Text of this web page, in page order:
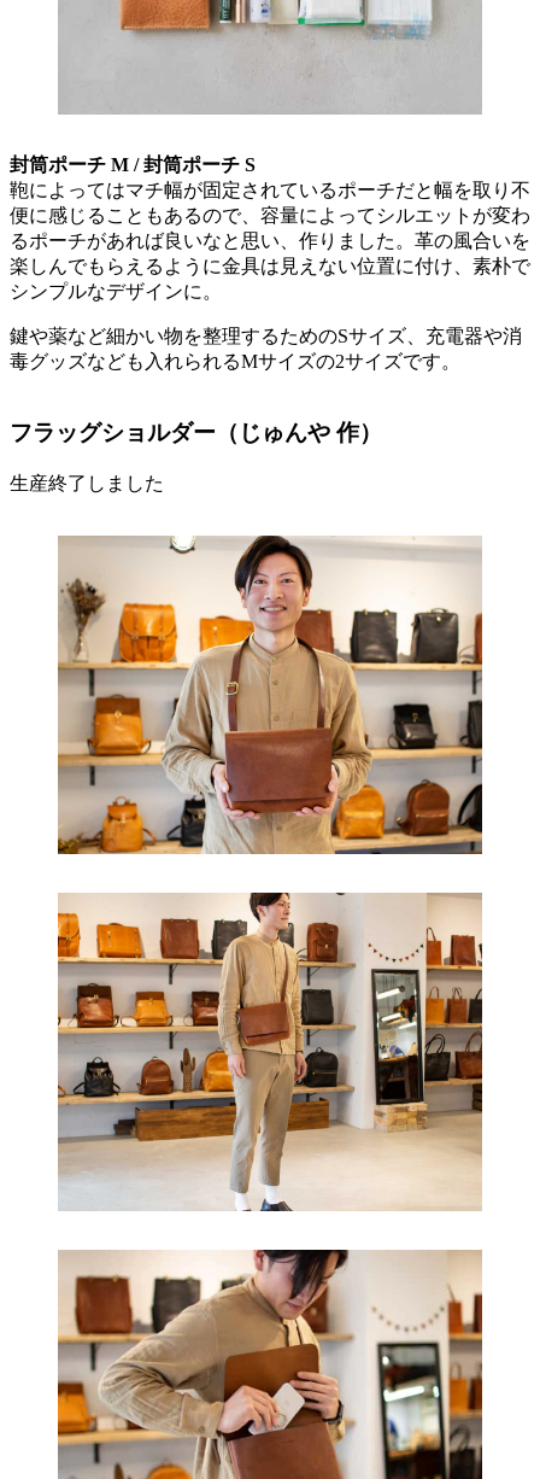
封筒ポーチ M / 封筒ポーチ S
鞄によってはマチ幅が固定されているポーチだと幅を取り不
便に感じることもあるので、容量によってシルエットが変わ
るポーチがあれば良いなと思い、作りました。革の風合いを
楽しんでもらえるように金具は見えない位置に付け、素朴で
シンプルなデザインに。
鍵や薬など細かい物を整理するためのSサイズ、充電器や消
毒グッズなども入れられるMサイズの2サイズです。
フラッグショルダー（じゅんや 作）
生産終了しました